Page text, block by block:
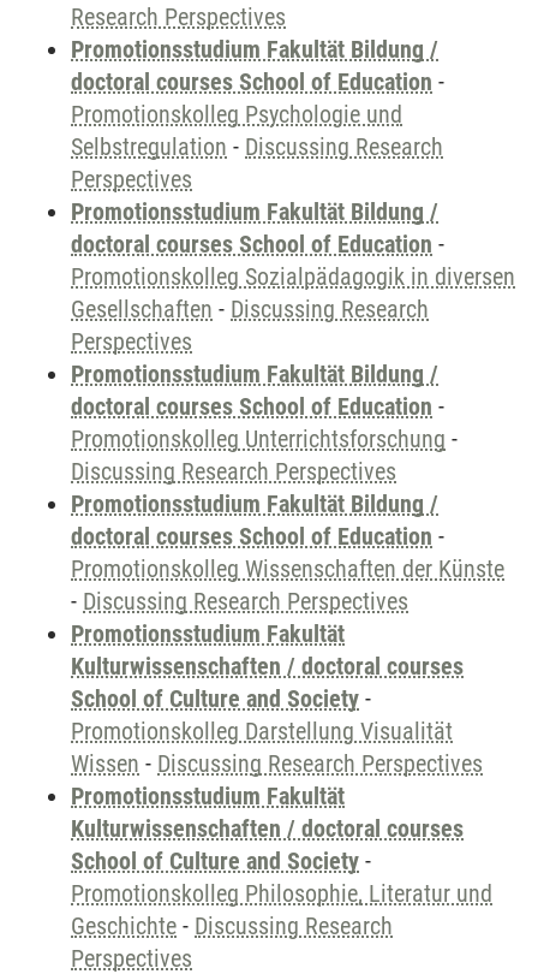
Research Perspectives
Promotionsstudium Fakultät Bildung /
doctoral courses School of Education -
Promotionskolleg Psychologie und
Selbstregulation - Discussing Research
Perspectives
Promotionsstudium Fakultät Bildung /
doctoral courses School of Education -
Promotionskolleg Sozialpädagogik in diversen
Gesellschaften - Discussing Research
Perspectives
Promotionsstudium Fakultät Bildung /
doctoral courses School of Education -
Promotionskolleg Unterrichtsforschung -
Discussing Research Perspectives
Promotionsstudium Fakultät Bildung /
doctoral courses School of Education -
Promotionskolleg Wissenschaften der Künste
- Discussing Research Perspectives
Promotionsstudium Fakultät
Kulturwissenschaften / doctoral courses
School of Culture and Society -
Promotionskolleg Darstellung Visualität
Wissen - Discussing Research Perspectives
Promotionsstudium Fakultät
Kulturwissenschaften / doctoral courses
School of Culture and Society -
Promotionskolleg Philosophie, Literatur und
Geschichte - Discussing Research
Perspectives